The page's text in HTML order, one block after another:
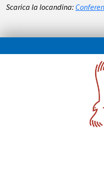
Scarica la locandina: